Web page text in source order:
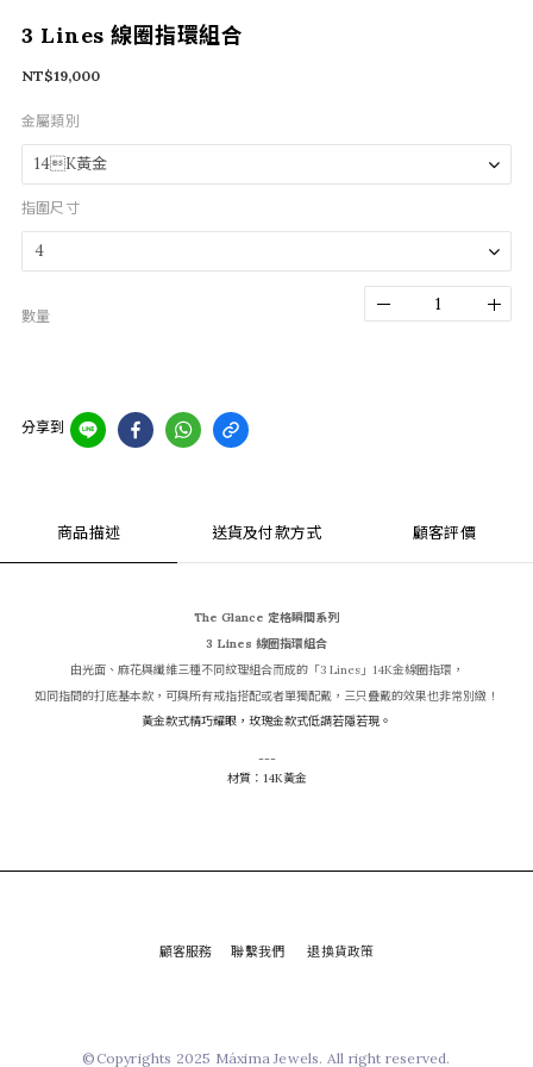
3 Lines 線圈指環組合
NT$19,000
金屬類別
指圍尺寸
數量
分享到
商品描述 送貨及付款方式 顧客評價
The Glance 定格瞬間系列
3 Lines 線圈指環組合
由光面、麻花與纖維三種不同紋理組合而成的「3 Lines」14K金線圈指環，
如同指間的打底基本款，可與所有戒指搭配或者單獨配戴，三只疊戴的效果也非常別緻！
黃金款式精巧耀眼，玫瑰金款式低調若隱若現。
---
材質：14K黃金
顧客服務 聯繫我們 退換貨政策
©Copyrights 2025 Máxima Jewels. All right reserved.